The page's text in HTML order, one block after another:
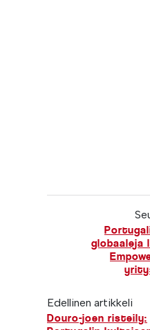
globaaleja
Edellinen artikkeli
Douro-joen risteily: